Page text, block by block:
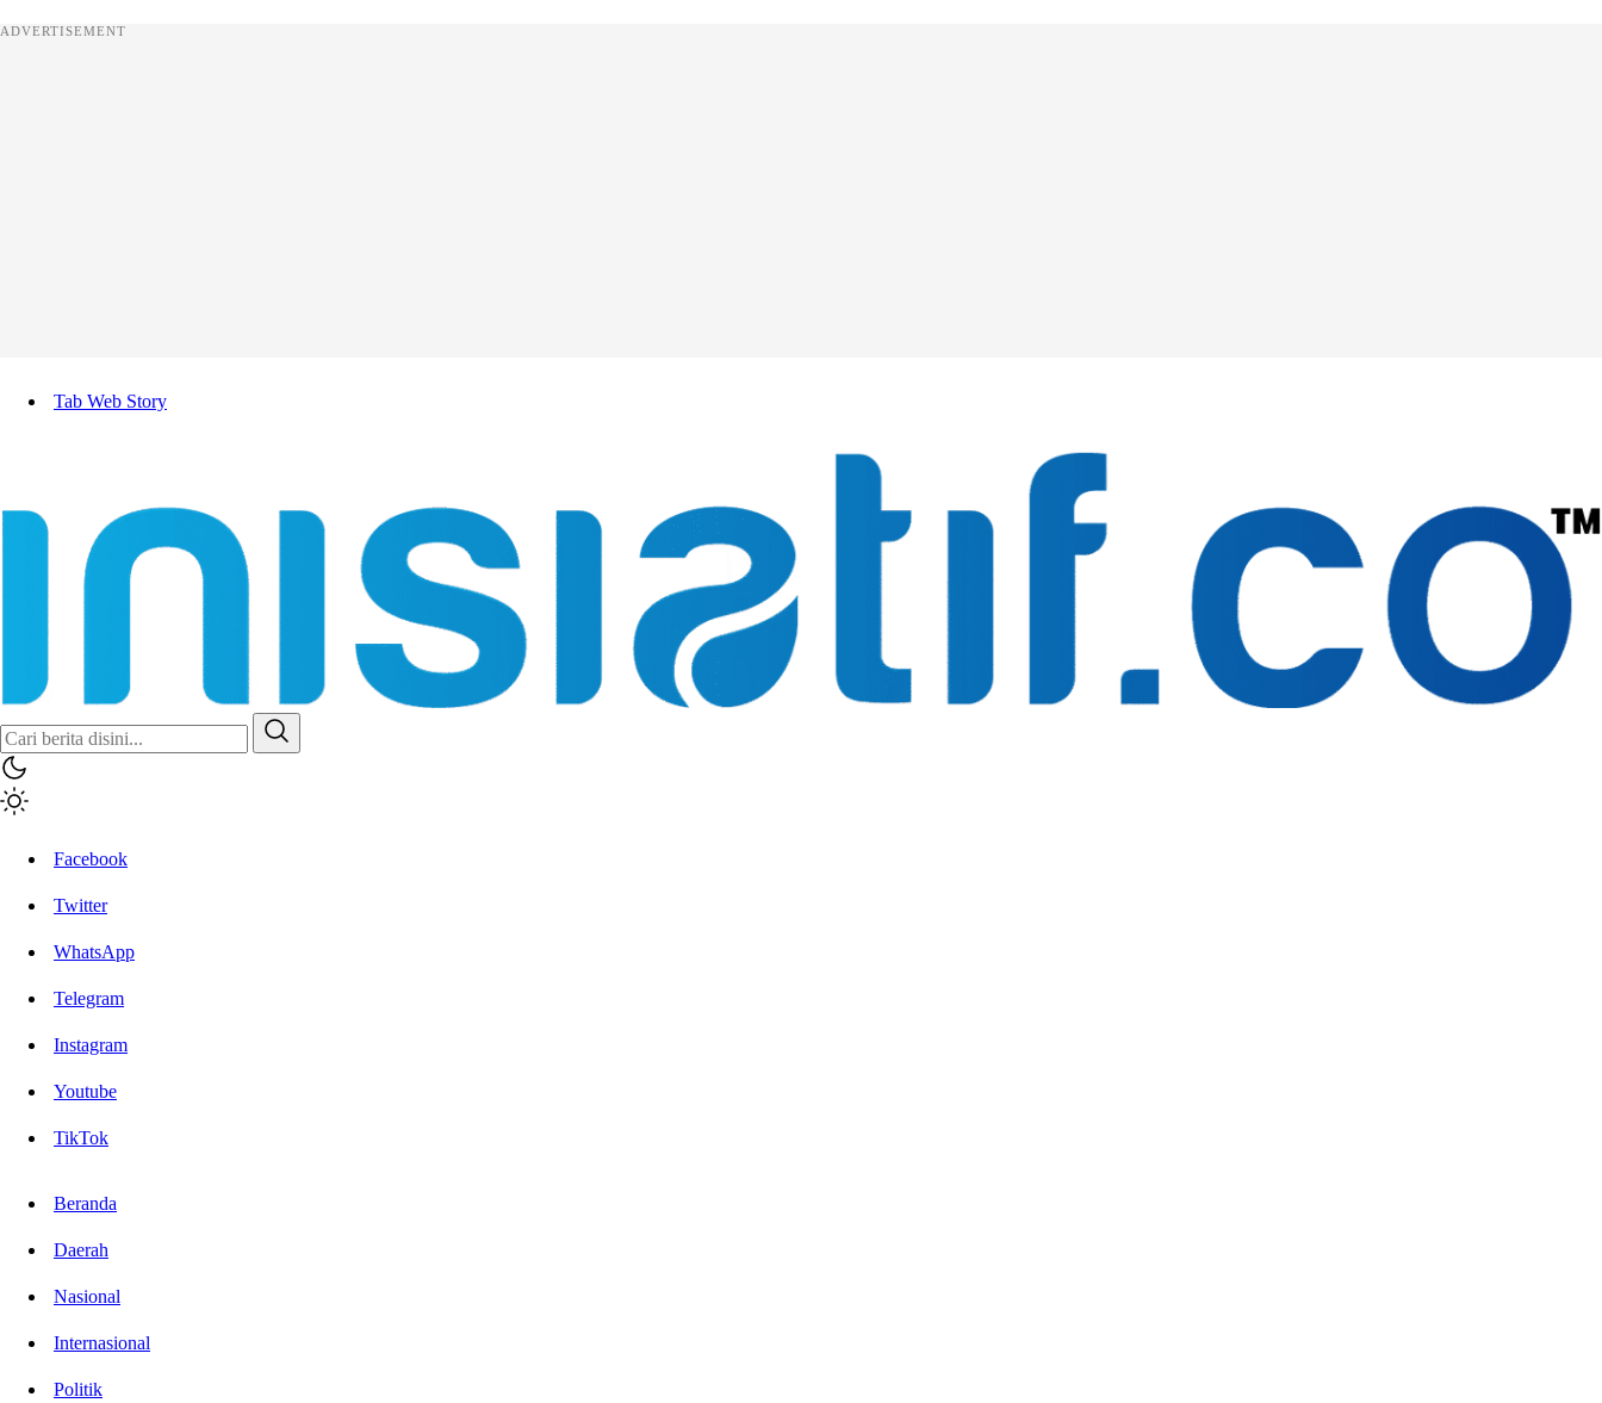
ADVERTISEMENT
Tab Web Story
Facebook
Twitter
WhatsApp
Telegram
Instagram
Youtube
TikTok
Beranda
Daerah
Nasional
Internasional
Politik